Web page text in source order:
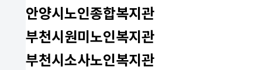
안양시노인종합복지관
부천시원미노인복지관
부천시소사노인복지관